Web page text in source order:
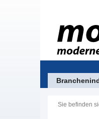
Sie befinden